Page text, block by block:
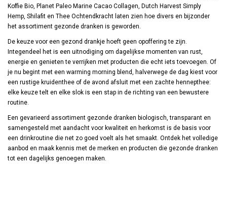
Koffie Bio, Planet Paleo Marine Cacao Collagen, Dutch Harvest Simply
Hemp, Shilafit en Thee Ochtendkracht laten zien hoe divers en bijzonder
het assortiment gezonde dranken is geworden.
De keuze voor een gezond drankje hoeft geen opoffering te zijn.
Integendeel het is een uitnodiging om dagelijkse momenten van rust,
energie en genieten te verrijken met producten die echt iets toevoegen. Of
je nu begint met een warming morning blend, halverwege de dag kiest voor
een rustige kruidenthee of de avond afsluit met een zachte hennepthee:
elke keuze telt en elke slok is een stap in de richting van een bewustere
routine.
Een gevarieerd assortiment gezonde dranken biologisch, transparant en
samengesteld met aandacht voor kwaliteit en herkomst is de basis voor
een drinkroutine die net zo goed voelt als het smaakt. Ontdek het volledige
aanbod en maak kennis met de merken en producten die gezonde dranken
tot een dagelijks genoegen maken.